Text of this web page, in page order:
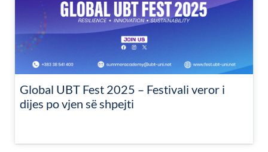
Global UBT Fest 2025 – Festivali veror i
dijes po vjen së shpejti